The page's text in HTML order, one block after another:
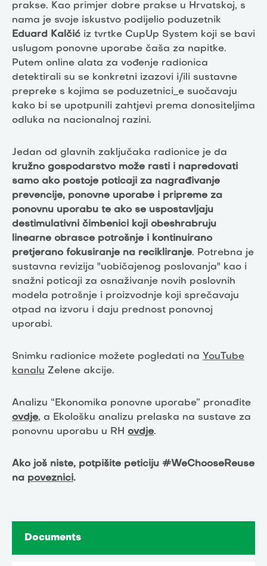
prakse. Kao primjer dobre prakse u Hrvatskoj, s
nama je svoje iskustvo podijelio poduzetnik
Eduard Kalčić iz tvrtke CupUp System koji se bavi
uslugom ponovne uporabe čaša za napitke.
Putem online alata za vođenje radionica
detektirali su se konkretni izazovi i/ili sustavne
prepreke s kojima se poduzetnici_e suočavaju
kako bi se upotpunili zahtjevi prema donositeljima
odluka na nacionalnoj razini.
Jedan od glavnih zaključaka radionice je da
kružno gospodarstvo može rasti i napredovati
samo ako postoje poticaji za nagrađivanje
prevencije, ponovne uporabe i pripreme za
ponovnu uporabu te ako se uspostavljaju
destimulativni čimbenici koji obeshrabruju
linearne obrasce potrošnje i kontinuirano
pretjerano fokusiranje na recikliranje. Potrebna je
sustavna revizija "uobičajenog poslovanja" kao i
snažni poticaji za osnaživanje novih poslovnih
modela potrošnje i proizvodnje koji sprečavaju
otpad na izvoru i daju prednost ponovnoj
uporabi.
Snimku radionice možete pogledati na YouTube
kanalu Zelene akcije.
Analizu “Ekonomika ponovne uporabe” pronađite
ovdje, a Ekološku analizu prelaska na sustave za
ponovnu uporabu u RH ovdje.
Ako još niste, potpišite peticiju #WeChooseReuse
na poveznici.
Documents